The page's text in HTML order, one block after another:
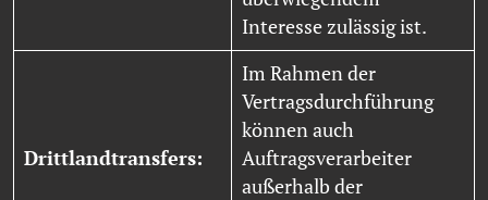
Interesse zulässig ist.
Drittlandtransfers:
Im Rahmen der
Vertragsdurchführung
können auch
Auftragsverarbeiter
außerhalb der